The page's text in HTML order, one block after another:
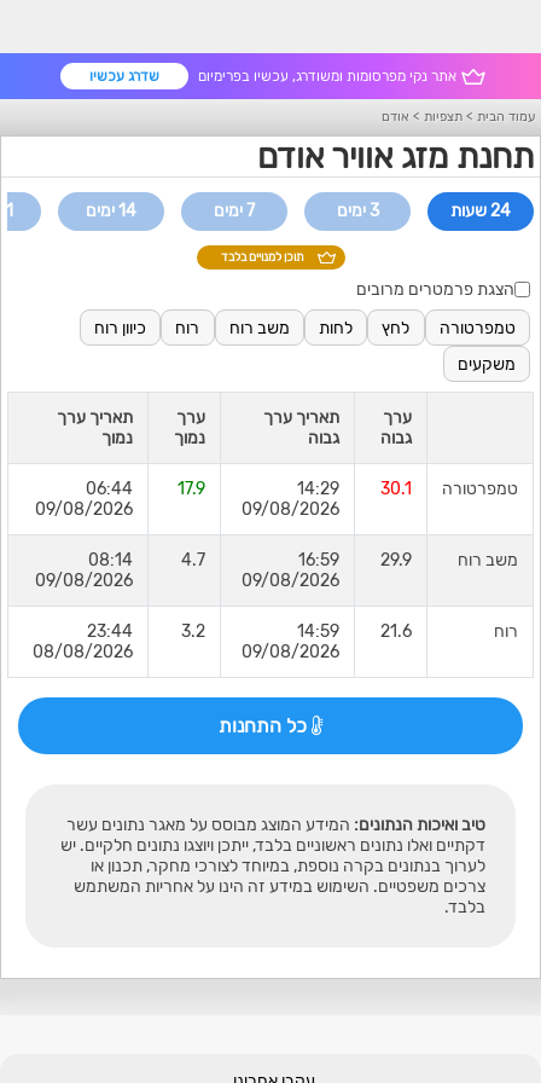
אתר נקי מפרסומות ומשודרג, עכשיו בפרימיום שדרג עכשיו
עמוד הבית > תצפיות > אודם
תחנת מזג אוויר אודם
24 שעות 3 ימים 7 ימים 14 ימים 21
תוכן למנויים בלבד
הצגת פרמטרים מרובים
טמפרטורה
לחץ לחות משב רוח רוח
כיוון רוח
משקעים
ערך
גבוה
תאריך ערך
גבוה
ערך
נמוך
תאריך ערך
נמוך
טמפרטורה 30.1
14:29
09/08/2026
17.9
06:44
09/08/2026
משב רוח 29.9
16:59
09/08/2026
4.7
08:14
09/08/2026
רוח 21.6
14:59
09/08/2026
3.2
23:44
08/08/2026
כל התחנות
טיב ואיכות הנתונים: המידע המוצג מבוסס על מאגר נתונים עשר
דקתיים ואלו נתונים ראשוניים בלבד, ייתכן ויוצגו נתונים חלקיים. יש
לערוך בנתונים בקרה נוספת, במיוחד לצורכי מחקר, תכנון או
צרכים משפטיים. השימוש במידע זה הינו על אחריות המשתמש
בלבד.